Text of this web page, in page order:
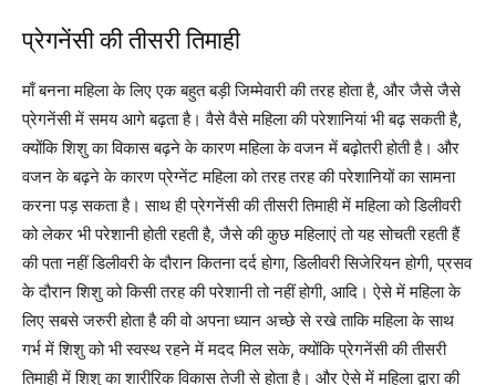
प्रेगनेंसी की तीसरी तिमाही
माँ बनना महिला के लिए एक बहुत बड़ी जिम्मेवारी की तरह होता है, और जैसे जैसे
प्रेगनेंसी में समय आगे बढ़ता है। वैसे वैसे महिला की परेशानियां भी बढ़ सकती है,
क्योंकि शिशु का विकास बढ़ने के कारण महिला के वजन में बढ़ोतरी होती है। और
वजन के बढ़ने के कारण प्रेग्नेंट महिला को तरह तरह की परेशानियों का सामना
करना पड़ सकता है। साथ ही प्रेगनेंसी की तीसरी तिमाही में महिला को डिलीवरी
को लेकर भी परेशानी होती रहती है, जैसे की कुछ महिलाएं तो यह सोचती रहती हैं
की पता नहीं डिलीवरी के दौरान कितना दर्द होगा, डिलीवरी सिजेरियन होगी, प्रसव
के दौरान शिशु को किसी तरह की परेशानी तो नहीं होगी, आदि। ऐसे में महिला के
लिए सबसे जरुरी होता है की वो अपना ध्यान अच्छे से रखे ताकि महिला के साथ
गर्भ में शिशु को भी स्वस्थ रहने में मदद मिल सके, क्योंकि प्रेगनेंसी की तीसरी
तिमाही में शिशु का शारीरिक विकास तेजी से होता है। और ऐसे में महिला द्वारा की